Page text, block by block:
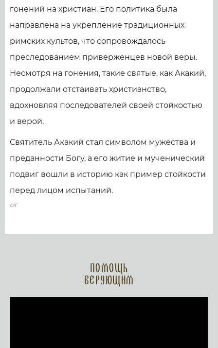
гонений на христиан. Его политика была
направлена на укрепление традиционных
римских культов, что сопровождалось
преследованием приверженцев новой веры.
Несмотря на гонения, такие святые, как Акакий,
продолжали отстаивать христианство,
вдохновляя последователей своей стойкостью
и верой.
Святитель Акакий стал символом мужества и
преданности Богу, а его житие и мученический
подвиг вошли в историю как пример стойкости
перед лицом испытаний.
Помощь
верующим